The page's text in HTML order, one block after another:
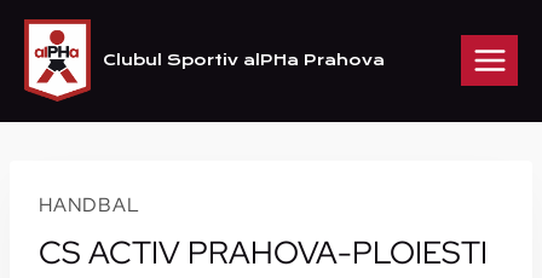
Skip
content
Clubul Sportiv alPHa Prahova
HANDBAL
CS ACTIV PRAHOVA-PLOIESTI